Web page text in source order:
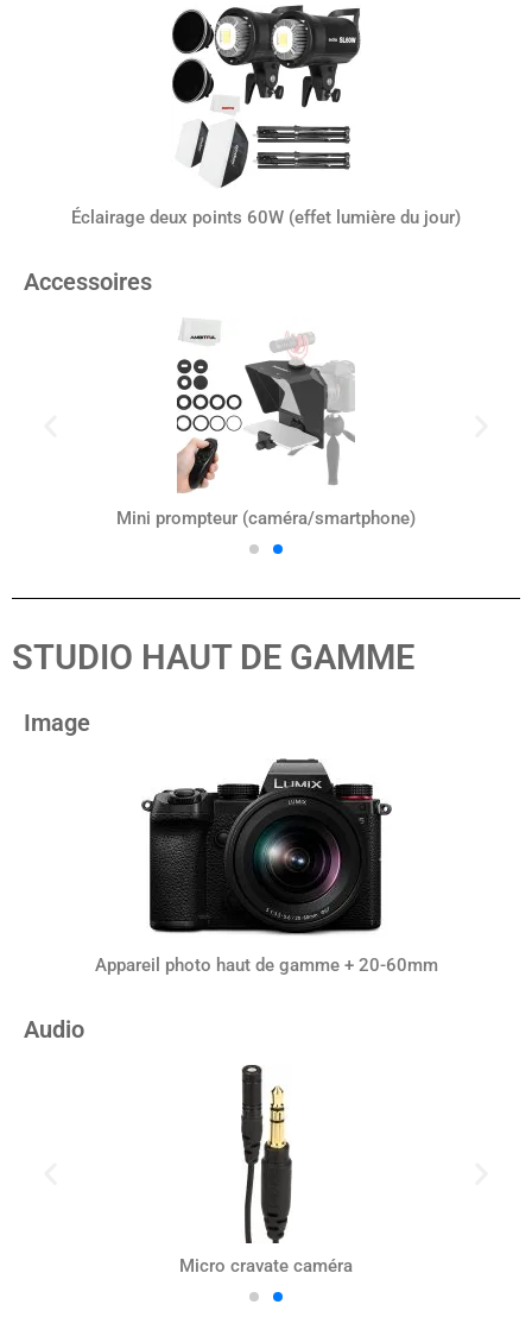
Éclairage deux points 60W (effet lumière du jour)
Accessoires
Mini prompteur (caméra/smartphone)
STUDIO HAUT DE GAMME
Image
Appareil photo haut de gamme + 20-60mm
Audio
Micro cravate caméra